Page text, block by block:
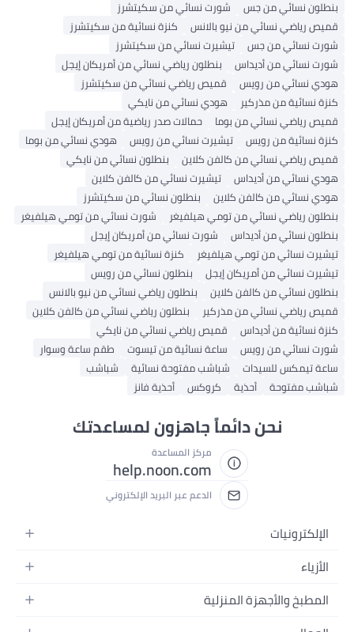
بنطلون نسائي من جس
شورت نسائي من سكيتشرز
قميص رياضي نسائي من نيو بالانس
كنزة نسائية من سكيتشرز
شورت نسائي من جس
تيشيرت نسائي من سكيتشرز
شورت نسائي من أديداس
بنطلون رياضي نسائي من أمريكان إيجل
هودي نسائي من رويس
قميص رياضي نسائي من سكيتشرز
كنزة نسائية من مذركير
هودي نسائي من نايكي
قميص رياضي نسائي من بوما
حمالات صدر رياضية من أمريكان إيجل
كنزة نسائية من رويس
تيشيرت نسائي من رويس
هودي نسائي من بوما
قميص رياضي نسائي من كالفن كلاين
بنطلون نسائي من نايكي
هودي نسائي من أديداس
تيشيرت نسائي من كالفن كلاين
هودي نسائي من كالفن كلاين
بنطلون نسائي من سكيتشرز
بنطلون رياضي نسائي من تومي هيلفيغر
شورت نسائي من تومي هيلفيغر
بنطلون نسائي من أديداس
شورت نسائي من أمريكان إيجل
تيشيرت نسائي من تومي هيلفيغر
كنزة نسائية من تومي هيلفيغر
تيشيرت نسائي من أمريكان إيجل
بنطلون نسائي من رويس
بنطلون نسائي من كالفن كلاين
بنطلون رياضي نسائي من نيو بالانس
قميص رياضي نسائي من مذركير
بنطلون رياضي نسائي من كالفن كلاين
كنزة نسائية من أديداس
قميص رياضي نسائي من نايكي
شورت نسائي من رويس
ساعة نسائية من تيسوت
طقم ساعة وسوار
ساعة تيمكس للسيدات
شباشب مفتوحة نسائية
شباشب
شباشب مفتوحة
أحذية كروكس أحذية فانز
نحن دائماً جاهزون لمساعدتك
مركز المساعدة
help.noon.com
الدعم عبر البريد الإلكتروني
الإلكترونيات
الجوالات
اللابتوبات
الأزياء
أزياء نسائية
المطبخ والأجهزة المنزلية
الحمام